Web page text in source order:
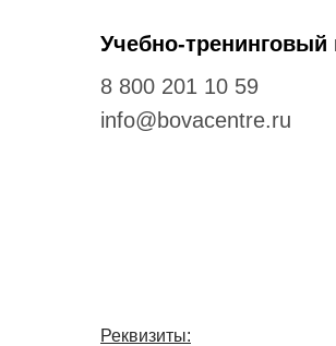
Учебно-тренинговый
8 800 201 10 59
info@bovacentre.ru
Реквизиты: